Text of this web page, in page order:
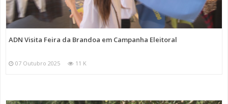
ADN Visita Feira da Brandoa em Campanha Eleitoral
07 Outubro 2025 11 K